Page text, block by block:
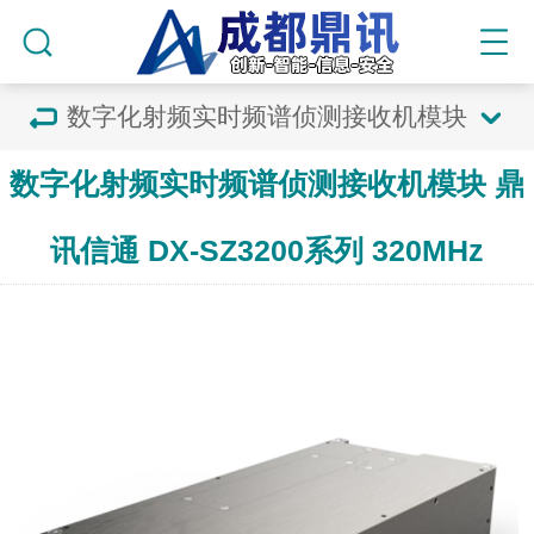
数字化射频实时频谱侦测接收机模块
数字化射频实时频谱侦测接收机模块 鼎
讯信通 DX-SZ3200系列 320MHz